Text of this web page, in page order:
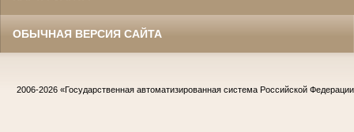
ОБЫЧНАЯ ВЕРСИЯ САЙТА
2006-2026 «Государственная автоматизированная система Российской